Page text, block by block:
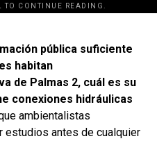
TO CONTINUE READING.
pública suficiente
habitan
de Palmas 2, cuál es su
conexiones hidráulicas
ambientalistas
estudios antes de cualquier